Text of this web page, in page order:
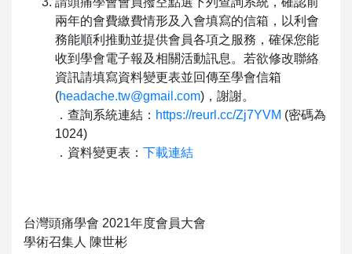
兩年的會費繳費情形及入會填寫的信箱，以利會
務能順利推動並提供會員各項之服務，確保您能
收到學會電子報及相關活動訊息。若欲修改聯絡
資訊請填寫資料變更表並回傳至學會信箱
(headache.tw@gmail.com)，謝謝。
．查詢系統連結： https://reurl.cc/Zj7YVM (密碼為
1024)
．資料變更表： 下載連結
台灣頭痛學會 2021年度會員大會
學術召集人 陳世彬